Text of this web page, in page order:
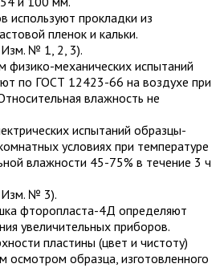
используют прокладки из
пленок и кальки.
Изм. № 1, 2, 3).
физико-механических испытаний
по ГОСТ 12423-66 на воздухе при
влажность не
испытаний образцы-
условиях при температуре
влажности 45-75% в течение 3 ч
Изм. № 3).
фторопласта-4Д определяют
увеличительных приборов.
пластины (цвет и чистоту)
осмотром образца, изготовленного